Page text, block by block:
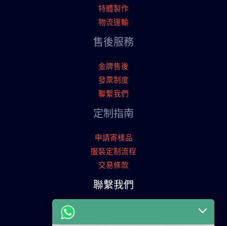
特體製作
物流運輸
售後服務
金牌售後
發票制度
聯繫我們
定制指南
申請寄樣品
服裝定制流程
交易條款
聯繫我們
廣東省廣州市天河工業園
+86 13825254696